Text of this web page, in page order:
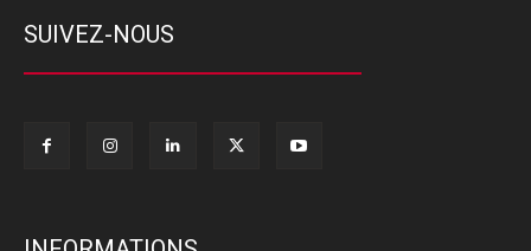
SUIVEZ-NOUS